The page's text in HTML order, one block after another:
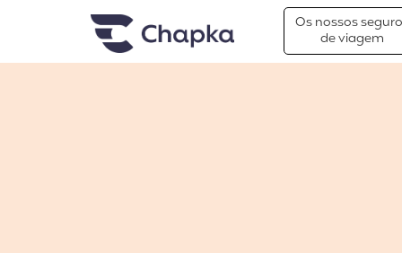
Chapka Seguro Viagem Os nossos
de viagem